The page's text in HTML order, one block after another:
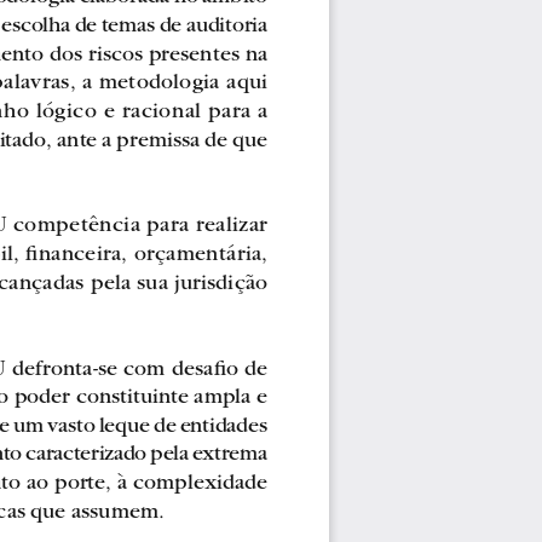
de temas de auditoria
dos riscos presentes na
a metodologia aqui
lógico e racional para a
ante a premissa de que
competência para realizar
fi nanceira, orçamentária,
pela sua jurisdição
defronta-se com desafi o de
poder constituinte ampla e
um vasto leque de entidades
caracterizado pela extrema
ao porte, à complexidade
que assumem.